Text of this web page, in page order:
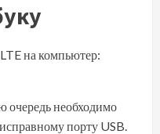
на компьютер:
очередь необходимо
порту USB.